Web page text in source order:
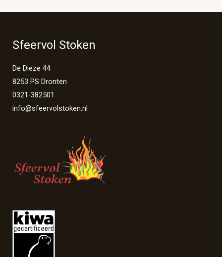
Sfeervol Stoken
De Dieze 44
8253 PS Dronten
0321-382501
info@sfeervolstoken.nl